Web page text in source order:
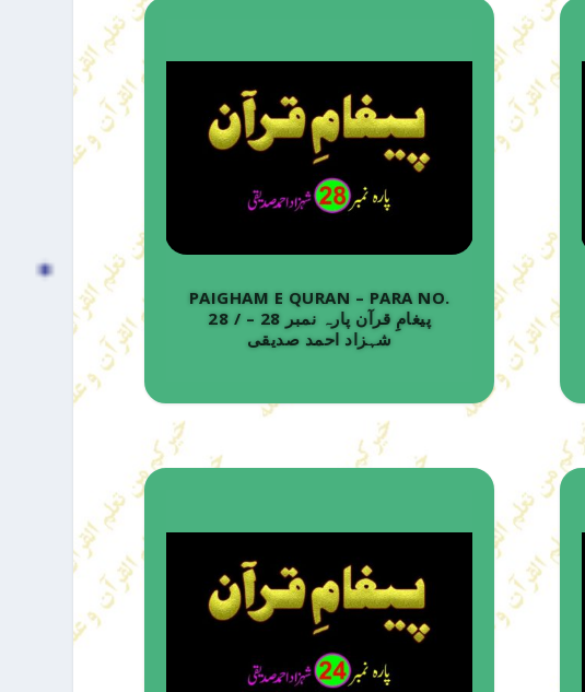
PAIGHAM E QURAN – PARA NO.
28 / پیغامِ قرآن پارہ نمبر 28 –
شہزاد احمد صدیقی